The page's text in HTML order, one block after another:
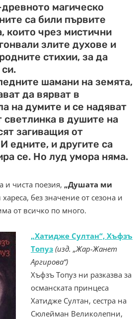
магическо
са били първите
които чрез мистични
злите духове и
стихии, за да
шамани на земята,
да вярват в
на думите и се надяват
светлинка в душите на
загиващия от
едните, и другите са
се. Но луд умора няма.
и чиста поезия, „Душата ми
без значение от сезона и
от всичко по много.
„Хатидже Султан“, Хъфзъ
Топуз (изд. „Жар-Жанет
Аргирова“)
Хъфзъ Топуз ни разказва за
османската принцеса
Хатидже Султан, сестра на
Сюлейман Великолепни,